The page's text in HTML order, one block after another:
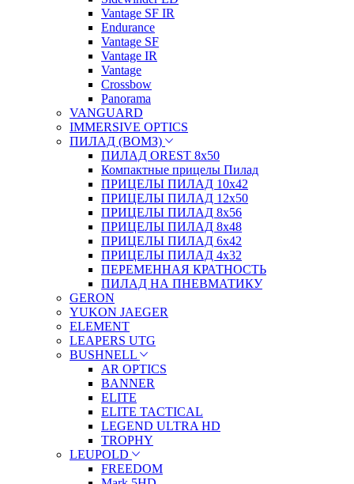
Vantage SF IR
Endurance
Vantage SF
Vantage IR
Vantage
Crossbow
Panorama
VANGUARD
IMMERSIVE OPTICS
ПИЛАД (ВОМЗ)
ПИЛАД OREST 8х50
Компактные прицелы Пилад
ПРИЦЕЛЫ ПИЛАД 10х42
ПРИЦЕЛЫ ПИЛАД 12х50
ПРИЦЕЛЫ ПИЛАД 8х56
ПРИЦЕЛЫ ПИЛАД 8х48
ПРИЦЕЛЫ ПИЛАД 6х42
ПРИЦЕЛЫ ПИЛАД 4х32
ПЕРЕМЕННАЯ КРАТНОСТЬ
ПИЛАД НА ПНЕВМАТИКУ
GERON
YUKON JAEGER
ELEMENT
LEAPERS UTG
BUSHNELL
AR OPTICS
BANNER
ELITE
ELITE TACTICAL
LEGEND ULTRA HD
TROPHY
LEUPOLD
FREEDOM